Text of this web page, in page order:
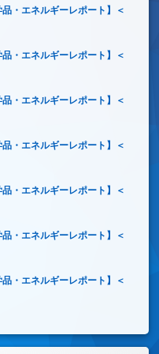
・エネルギーレポート】＜
・エネルギーレポート】＜
・エネルギーレポート】＜
・エネルギーレポート】＜
・エネルギーレポート】＜
・エネルギーレポート】＜
・エネルギーレポート】＜